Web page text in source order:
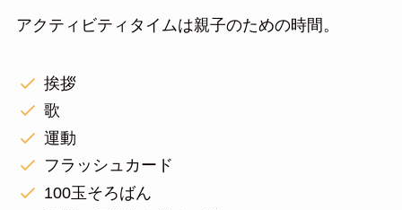
アクティビティタイムは親子のための時間。
挨拶
歌
運動
フラッシュカード
100玉そろばん